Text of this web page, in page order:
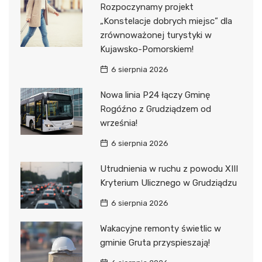
Rozpoczynamy projekt
„Konstelacje dobrych miejsc” dla
zrównoważonej turystyki w
Kujawsko-Pomorskiem!
6 sierpnia 2026
Nowa linia P24 łączy Gminę
Rogóźno z Grudziądzem od
września!
6 sierpnia 2026
Utrudnienia w ruchu z powodu XIII
Kryterium Ulicznego w Grudziądzu
6 sierpnia 2026
Wakacyjne remonty świetlic w
gminie Gruta przyspieszają!